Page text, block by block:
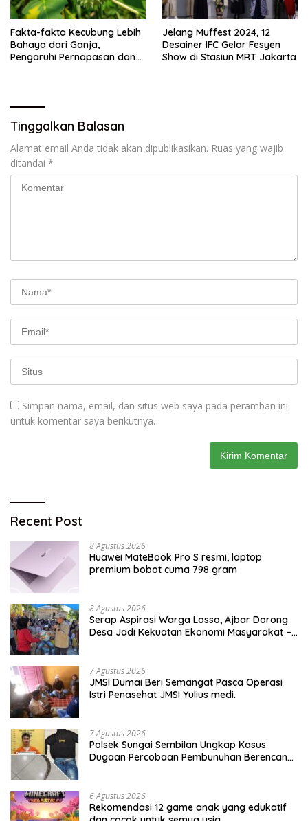
Fakta-fakta Kecubung Lebih
Bahaya dari Ganja,
Pengaruhi Pernapasan dan
Jelang Muffest 2024, 12
Desainer IFC Gelar Fesyen
Show di Stasiun MRT Jakarta
Tinggalkan Balasan
Alamat email Anda tidak akan dipublikasikan. Ruas yang wajib
ditandai *
Simpan nama, email, dan situs web saya pada peramban ini
untuk komentar saya berikutnya.
Recent Post
8 Agustus 2026
Huawei MateBook Pro S resmi, laptop
premium bobot cuma 798 gram
8 Agustus 2026
Serap Aspirasi Warga Losso, Ajbar Dorong
Desa Jadi Kekuatan Ekonomi Masyarakat –
7 Agustus 2026
JMSI Dumai Beri Semangat Pasca Operasi
Istri Penasehat JMSI Yulius medi.
7 Agustus 2026
Polsek Sungai Sembilan Ungkap Kasus
Dugaan Percobaan Pembunuhan Berencana,
6 Agustus 2026
Rekomendasi 12 game anak yang edukatif